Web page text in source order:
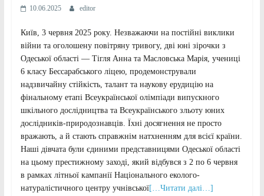
10.06.2025 editor
Київ, 3 червня 2025 року. Незважаючи на постійні виклики
війни та оголошену повітряну тривогу, дві юні зірочки з
Одеської області — Тігля Анна та Масловська Марія, учениці
6 класу Бессарабського ліцею, продемонстрували
надзвичайну стійкість, талант та наукову ерудицію на
фінальному етапі Всеукраїнської олімпіади випускного
шкільного дослідництва та Всеукраїнського зльоту юних
дослідників-природознавців. Їхні досягнення не просто
вражають, а й стають справжнім натхненням для всієї країни.
Наші дівчата були єдиними представницями Одеської області
на цьому престижному заході, який відбувся з 2 по 6 червня
в рамках літньої кампанії Національного еколого-
натуралістичного центру учнівської[…Читати далі…]